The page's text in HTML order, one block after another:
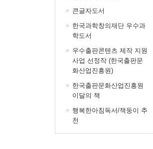
큰글자도서
한국과학창의재단 우수과
학도서
우수출판콘텐츠 제작 지원
사업 선정작 (한국출판문
화산업진흥원)
한국출판문화산업진흥원
이달의 책
행복한아침독서/책둥이 추
천